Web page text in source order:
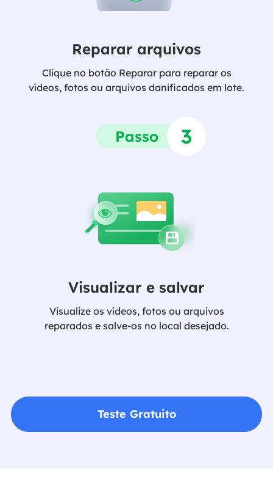
Reparar arquivos
Clique no botão Reparar para reparar os
vídeos, fotos ou arquivos danificados em lote.
Passo 3
Visualizar e salvar
Visualize os vídeos, fotos ou arquivos
reparados e salve-os no local desejado.
Teste Gratuito